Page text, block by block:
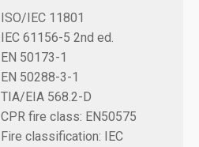
ISO/IEC 11801
IEC 61156-5 2nd ed.
EN 50173-1
EN 50288-3-1
TIA/EIA 568.2-D
CPR fire class: EN50575
Fire classification: IEC